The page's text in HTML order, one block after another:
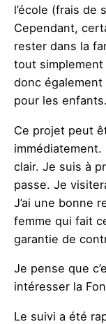
l’école (frais de
Cependant,
rester dans la
tout
donc également
pour les enfants.
Ce projet peut
immédiatement.
clair. Je suis à
passe. Je
J’ai une bonne
femme qui fait
garantie de
Je pense que
intéresser la
Le suivi a été